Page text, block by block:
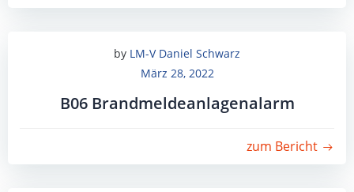
by LM-V Daniel Schwarz
März 28, 2022
B06 Brandmeldeanlagenalarm
zum Bericht